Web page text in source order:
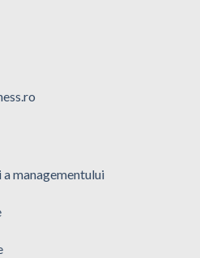
managementului